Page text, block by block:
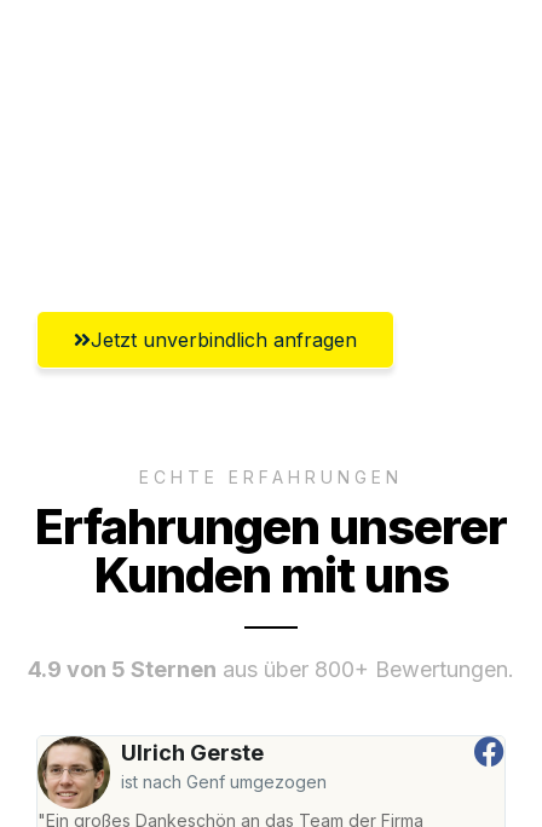
Jetzt unverbindlich anfragen
ECHTE ERFAHRUNGEN
Erfahrungen unserer
Kunden mit uns
4.9 von 5 Sternen aus über 800+ Bewertungen.
Ulrich Gerste
ist nach Genf umgezogen
"Ein großes Dankeschön an das Team der Firma